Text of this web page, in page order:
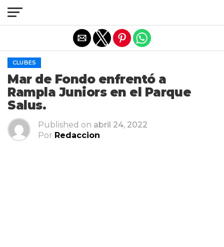
CLUBES
Mar de Fondo enfrentó a
Rampla Juniors en el Parque
Salus.
Published on abril 24, 2022
Por Redaccion